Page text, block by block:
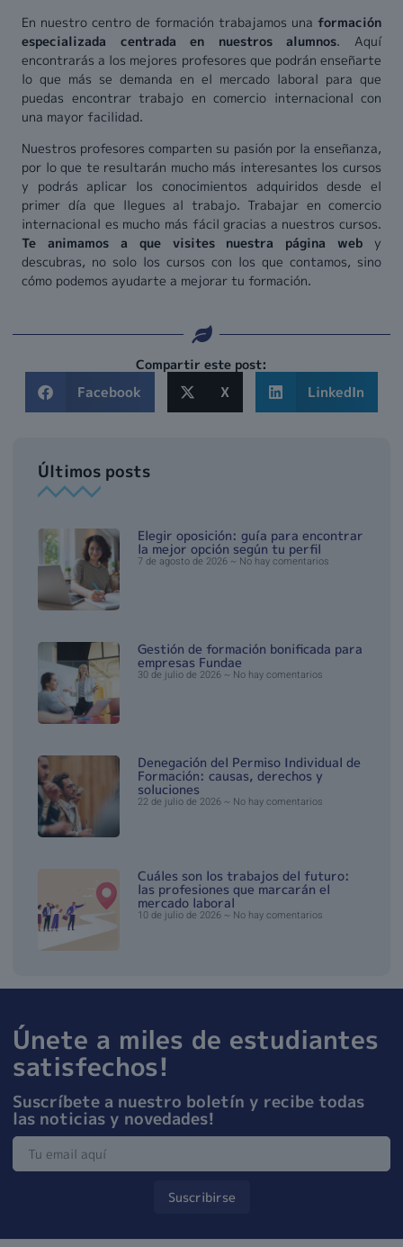
En nuestro centro de formación trabajamos una formación
especializada centrada en nuestros alumnos. Aquí
encontrarás a los mejores profesores que podrán enseñarte
lo que más se demanda en el mercado laboral para que
puedas encontrar trabajo en comercio internacional con
una mayor facilidad.
Nuestros profesores comparten su pasión por la enseñanza,
por lo que te resultarán mucho más interesantes los cursos
y podrás aplicar los conocimientos adquiridos desde el
primer día que llegues al trabajo. Trabajar en comercio
internacional es mucho más fácil gracias a nuestros cursos.
Te animamos a que visites nuestra página web y
descubras, no solo los cursos con los que contamos, sino
cómo podemos ayudarte a mejorar tu formación.
Compartir este post:
Facebook X LinkedIn
Últimos posts
Elegir oposición: guía para encontrar
la mejor opción según tu perfil
7 de agosto de 2026 No hay comentarios
Gestión de formación bonificada para
empresas Fundae
30 de julio de 2026 No hay comentarios
Denegación del Permiso Individual de
Formación: causas, derechos y
soluciones
22 de julio de 2026 No hay comentarios
Cuáles son los trabajos del futuro:
las profesiones que marcarán el
mercado laboral
10 de julio de 2026 No hay comentarios
Únete a miles de estudiantes
satisfechos!
Suscríbete a nuestro boletín y recibe todas
las noticias y novedades!
Suscribirse